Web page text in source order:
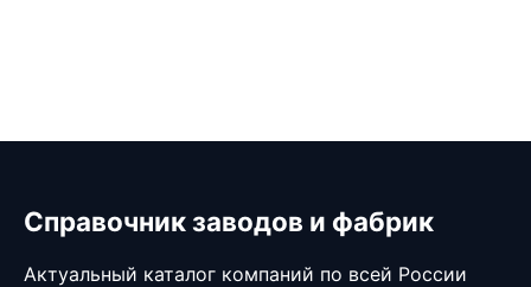
Справочник заводов и фабрик
Актуальный каталог компаний по всей России